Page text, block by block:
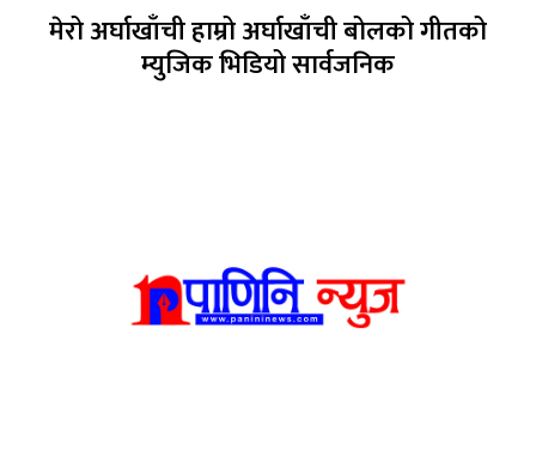
मेरो अर्घाखाँची हाम्रो अर्घाखाँची बोलको गीतको
म्युजिक भिडियो सार्वजनिक